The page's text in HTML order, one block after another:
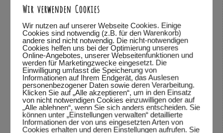
neues Leben geschenkt. Wir sind von neuem geboren und
haben jetzt eine sichere Hoffnung.“
Diese sichere Hoffnung schenkt mir Freiheit, löst
Mangelgedanken.
Aus eigener Kraft, von mir alleine unabhängig von Gott
kann ich nichts. Ich erfahre was im Philipperbrief 4,13
steht: „Denn alles ist mir möglich durch Christus, der mir
die Kraft gibt, die ich brauche.“
König(in) Sein:
Jesus Christus ist der König der König, der Herr über alle
Herren und ich darf aus Gnade sein Königskind sein.
Juchu !
Wir verwenden Cookies
Wir nutzen auf unserer Webseite Cookies. Einige
Cookies sind notwendig (z.B. für den Warenkorb)
andere sind nicht notwendig. Die nicht-notwendigen
Cookies helfen uns bei der Optimierung unseres
Online-Angebotes, unserer Webseitenfunktionen und
werden für Marketingzwecke eingesetzt. Die
Einwilligung umfasst die Speicherung von
Informationen auf Ihrem Endgerät, das Auslesen
personenbezogener Daten sowie deren Verarbeitung.
Klicken Sie auf „Alle akzeptieren“, um in den Einsatz
von nicht notwendigen Cookies einzuwilligen oder auf
„Alle ablehnen“, wenn Sie sich anders entscheiden. Sie
können unter „Einstellungen verwalten“ detaillierte
Informationen der von uns eingesetzten Arten von
Cookies erhalten und deren Einstellungen aufrufen. Sie